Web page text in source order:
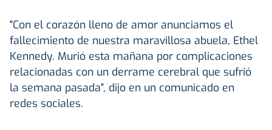
"Con el corazón lleno de amor anunciamos el
fallecimiento de nuestra maravillosa abuela, Ethel
Kennedy. Murió esta mañana por complicaciones
relacionadas con un derrame cerebral que sufrió
la semana pasada", dijo en un comunicado en
redes sociales.